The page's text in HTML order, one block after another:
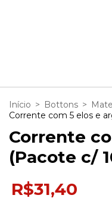
Início > Bottons >
Corrente com 5 elos e
Corrente
(Pacote c/
R$31,40